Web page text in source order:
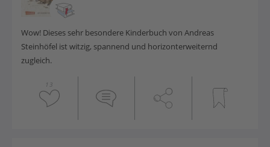
Wow! Dieses sehr besondere Kinderbuch von Andreas
Steinhöfel ist witzig, spannend und horizonterweiternd
zugleich.
13